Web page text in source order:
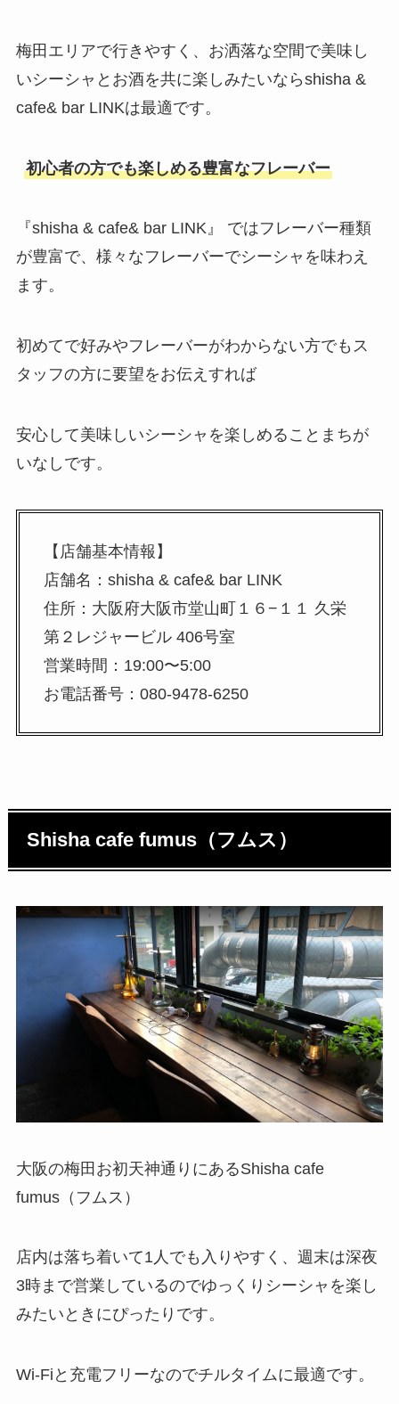
梅田エリアで行きやすく、お洒落な空間で美味し
いシーシャとお酒を共に楽しみたいならshisha &
cafe& bar LINKは最適です。
初心者の方でも楽しめる豊富なフレーバー
『shisha & cafe& bar LINK』 ではフレーバー種類
が豊富で、様々なフレーバーでシーシャを味わえ
ます。
初めてで好みやフレーバーがわからない方でもス
タッフの方に要望をお伝えすれば
安心して美味しいシーシャを楽しめることまちが
いなしです。
【店舗基本情報】
店舗名：shisha & cafe& bar LINK
住所：大阪府大阪市堂山町１６−１１ 久栄
第２レジャービル 406号室
営業時間：19:00〜5:00
お電話番号：080-9478-6250
Shisha cafe fumus（フムス）
大阪の梅田お初天神通りにあるShisha cafe
fumus（フムス）
店内は落ち着いて1人でも入りやすく、週末は深夜
3時まで営業しているのでゆっくりシーシャを楽し
みたいときにぴったりです。
Wi-Fiと充電フリーなのでチルタイムに最適です。